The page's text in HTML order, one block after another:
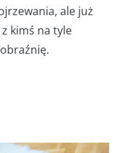
ale już
kimś na tyle